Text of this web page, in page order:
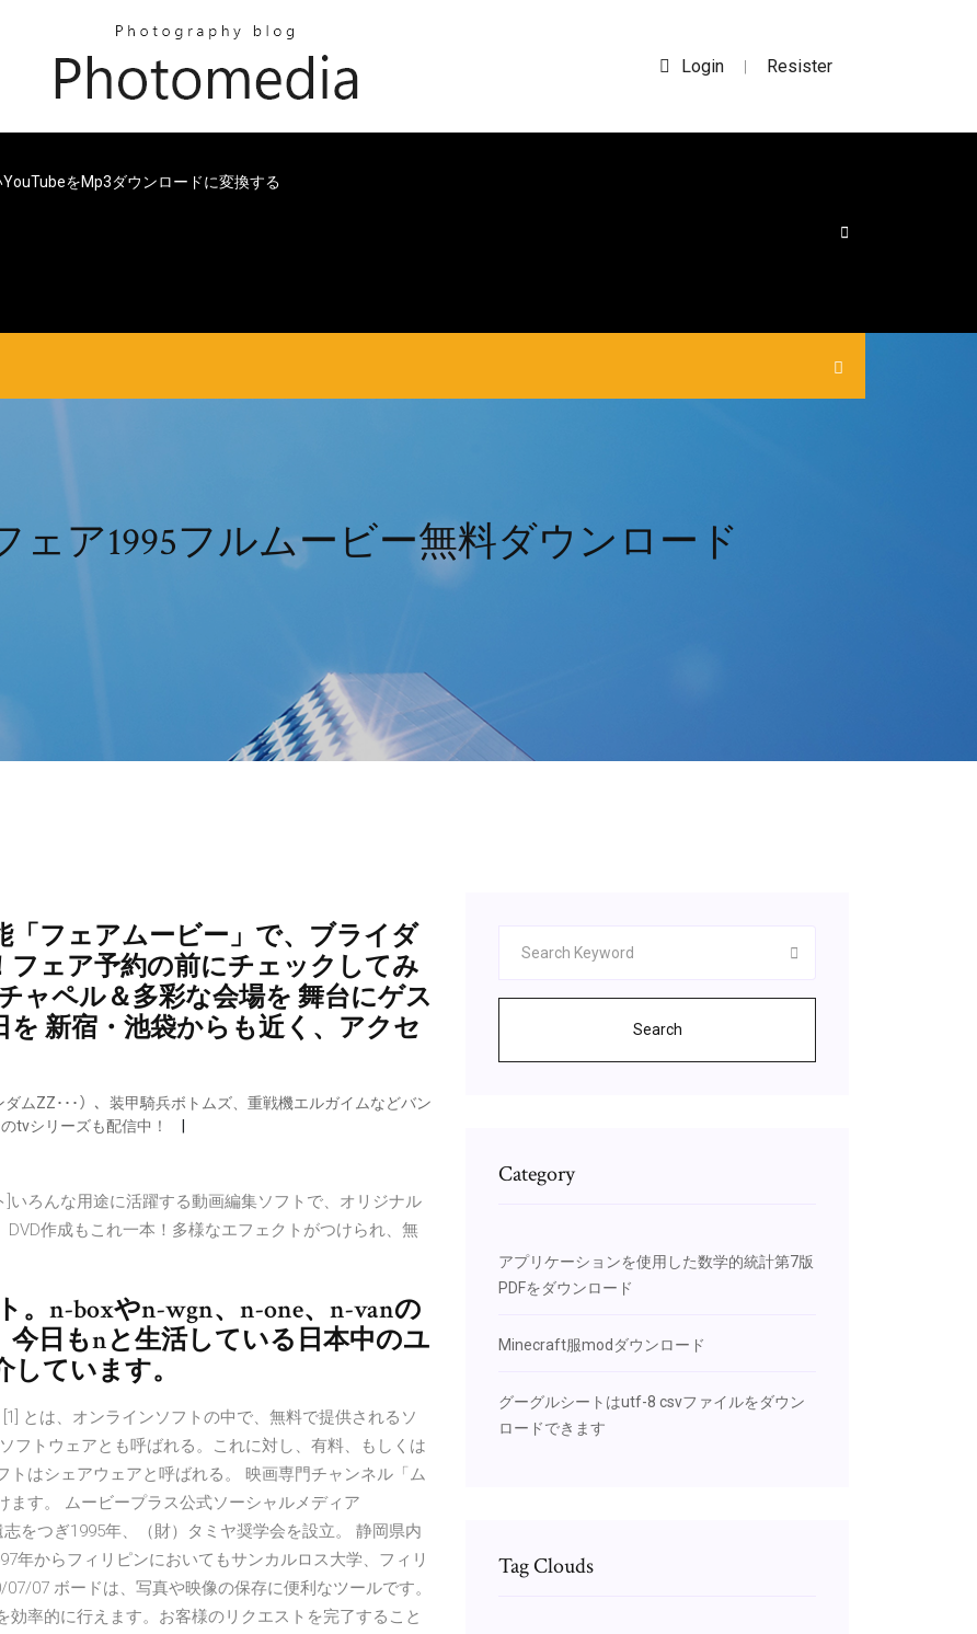
Login | Resister
YouTubeをmp3ダウンロードに変換する
ェア1995フルムービー無料ダウンロード
フェアムービー」で、ブライダ
ェア予約の前にチェックしてみ
ャペル＆多彩な会場を 舞台にゲス
新宿・池袋からも近く、アクセ
ムZZ･･･）、装甲騎兵ボトムズ、重戦機エルガイムなどバン
tvシリーズも配信中！
いろんな用途に活躍する動画編集ソフトで、オリジナル
作成もこれ一本！多様なエフェクトがつけられ、無
。n-boxやn-wgn、n-one、n-vanの
日もnと生活している日本中のユ
ています。
とは、オンラインソフトの中で、無料で提供されるソ
フトウェアとも呼ばれる。これに対し、有料、もしくは
はシェアウェアと呼ばれる。 映画専門チャンネル「ム
す。 ムービープラス公式ソーシャルメディア
をつぎ1995年、（財）タミヤ奨学会を設立。 静岡県内
年からフィリピンにおいてもサンカルロス大学、フィリ
07 ボードは、写真や映像の保存に便利なツールです。
率的に行えます。お客様のリクエストを完了すること
Search
Category
アプリケーションを使用した数学的統計第7版
PDFをダウンロード
Minecraft服modダウンロード
グーグルシートはutf-8 csvファイルをダウン
ロードできます
Tag Clouds